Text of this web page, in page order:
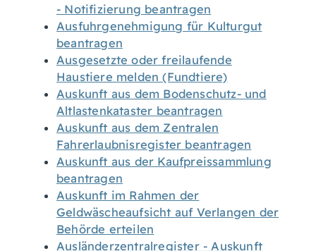
- Notifizierung beantragen
Ausfuhrgenehmigung für Kulturgut
beantragen
Ausgesetzte oder freilaufende
Haustiere melden (Fundtiere)
Auskunft aus dem Bodenschutz- und
Altlastenkataster beantragen
Auskunft aus dem Zentralen
Fahrerlaubnisregister beantragen
Auskunft aus der Kaufpreissammlung
beantragen
Auskunft im Rahmen der
Geldwäscheaufsicht auf Verlangen der
Behörde erteilen
Ausländerzentralregister - Auskunft